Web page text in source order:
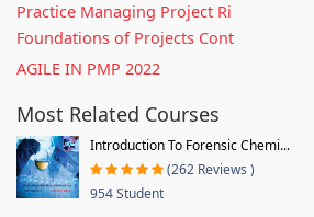
Practice Managing Project Ri
Foundations of Projects Cont
AGILE IN PMP 2022
Most Related Courses
Introduction To Forensic Chemi...
(262 Reviews )
954 Student